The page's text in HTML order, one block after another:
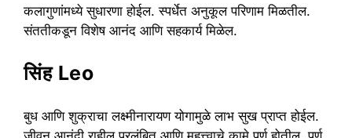
कलागुणांमध्ये सुधारणा होईल. स्पर्धेत अनुकूल परिणाम मिळतील.
संततीकडून विशेष आनंद आणि सहकार्य मिळेल.
सिंह Leo
बुध आणि शुक्राचा लक्ष्मीनारायण योगामुळे लाभ सुख प्राप्त होईल.